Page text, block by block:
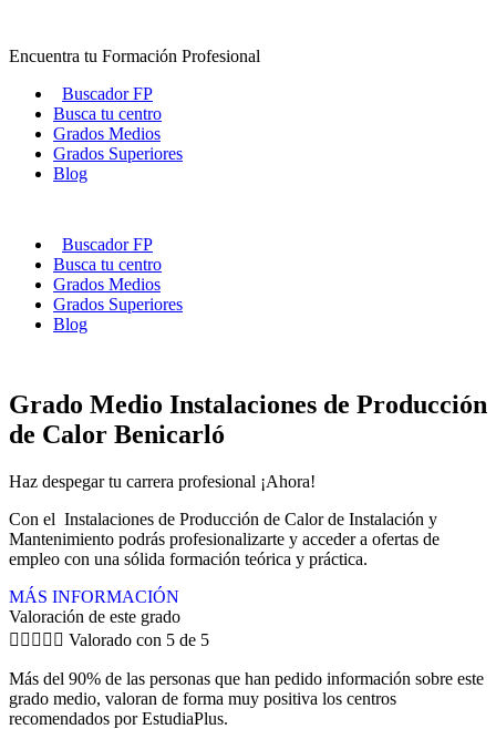
contenido
Encuentra tu Formación Profesional
Buscador FP
Busca tu centro
Grados Medios
Grados Superiores
Blog
Buscador FP
Busca tu centro
Grados Medios
Grados Superiores
Blog
Grado Medio Instalaciones de Producción
de Calor Benicarló
Haz despegar tu carrera profesional ¡Ahora!
Con el Instalaciones de Producción de Calor de Instalación y
Mantenimiento podrás profesionalizarte y acceder a ofertas de
empleo con una sólida formación teórica y práctica.
MÁS INFORMACIÓN
Valoración de este grado
     Valorado con 5 de 5
Más del 90% de las personas que han pedido información sobre este
grado medio, valoran de forma muy positiva los centros
recomendados por EstudiaPlus.